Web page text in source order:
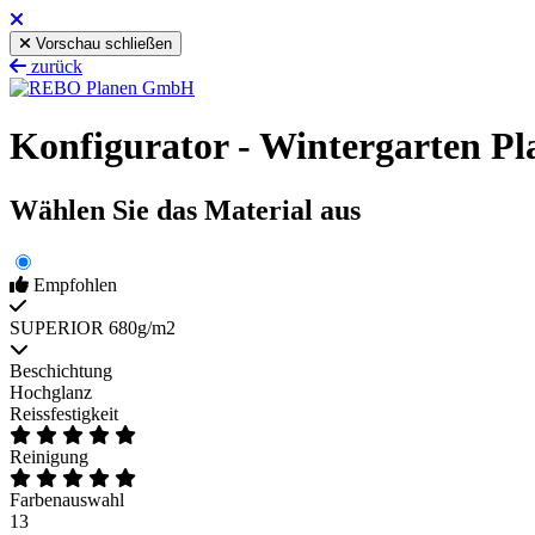
Vorschau schließen
zurück
Konfigurator - Wintergarten
Wählen Sie das Material aus
Empfohlen
SUPERIOR 680g/m2
Beschichtung
Hochglanz
Reissfestigkeit
Reinigung
Farbenauswahl
13